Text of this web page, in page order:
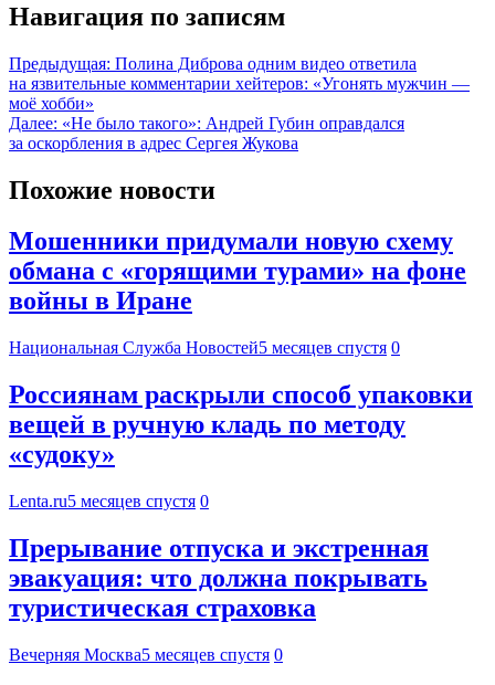
Навигация по записям
Предыдущая: Полина Диброва одним видео ответила
на язвительные комментарии хейтеров: «Угонять мужчин —
моё хобби»
Далее: «Не было такого»: Андрей Губин оправдался
за оскорбления в адрес Сергея Жукова
Похожие новости
Мошенники придумали новую схему
обмана с «горящими турами» на фоне
войны в Иране
Национальная Служба Новостей5 месяцев спустя 0
Россиянам раскрыли способ упаковки
вещей в ручную кладь по методу
«судоку»
Lenta.ru5 месяцев спустя 0
Прерывание отпуска и экстренная
эвакуация: что должна покрывать
туристическая страховка
Вечерняя Москва5 месяцев спустя 0